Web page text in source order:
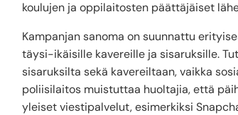
koulujen ja oppilaitosten päättäjäiset
Kampanjan sanoma on suunnattu
täysi-ikäisille kavereille ja sisaruksille.
sisaruksilta sekä kavereiltaan, vaikka
poliisilaitos muistuttaa huoltajia, että
yleiset viestipalvelut, esimerkiksi